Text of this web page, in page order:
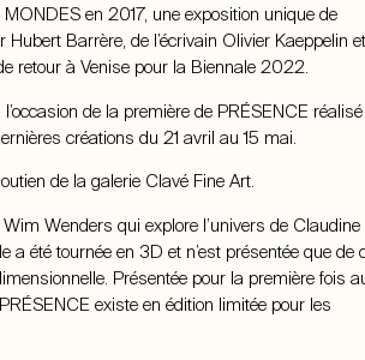
en 2017, une exposition unique de
Hubert Barrère, de l’écrivain Olivier Kaeppelin
retour à Venise pour la Biennale 2022.
de la première de PRÉSENCE
créations du 21 avril au 15 mai.
de la galerie Clavé Fine Art.
Wenders qui explore l’univers de Claudine
été tournée en 3D et n’est présentée que de
Présentée pour la première fois
existe en édition limitée pour les